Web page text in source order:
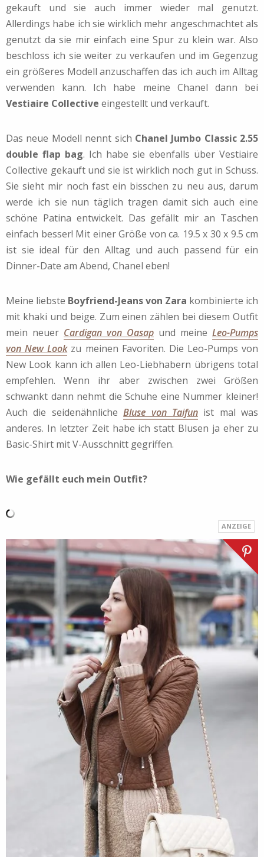
gekauft und sie auch immer wieder mal genutzt.
Allerdings habe ich sie wirklich mehr angeschmachtet als
genutzt da sie mir einfach eine Spur zu klein war. Also
beschloss ich sie weiter zu verkaufen und im Gegenzug
ein größeres Modell anzuschaffen das ich auch im Alltag
verwenden kann. Ich habe meine Chanel dann bei
Vestiaire Collective eingestellt und verkauft.
Das neue Modell nennt sich Chanel Jumbo Classic 2.55
double flap bag. Ich habe sie ebenfalls über Vestiaire
Collective gekauft und sie ist wirklich noch gut in Schuss.
Sie sieht mir noch fast ein bisschen zu neu aus, darum
werde ich sie nun täglich tragen damit sich auch eine
schöne Patina entwickelt. Das gefällt mir an Taschen
einfach besser! Mit einer Größe von ca. 19.5 x 30 x 9.5 cm
ist sie ideal für den Alltag und auch passend für ein
Dinner-Date am Abend, Chanel eben!
Meine liebste Boyfriend-Jeans von Zara kombinierte ich
mit khaki und beige. Zum einen zählen bei diesem Outfit
mein neuer Cardigan von Oasap und meine Leo-Pumps
von New Lookzu meinen Favoriten. Die Leo-Pumps von
New Look kann ich allen Leo-Liebhabern übrigens total
empfehlen. Wenn ihr aber zwischen zwei Größen
schwankt dann nehmt die Schuhe eine Nummer kleiner!
Auch die seidenähnlicheBluse von Taifunist mal was
anderes. In letzter Zeit habe ich statt Blusen ja eher zu
Basic-Shirt mit V-Ausschnitt gegriffen.
Wie gefällt euch mein Outfit?